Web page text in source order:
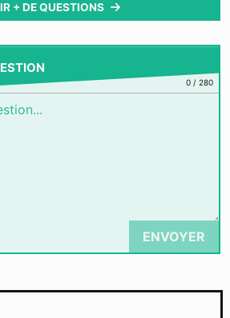
+ DE QUESTIONS
0/ 280
ENVOYER